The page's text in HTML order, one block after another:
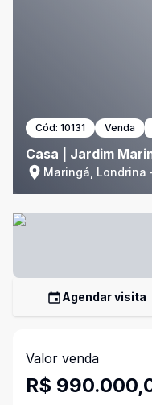
Cód: 10131 Venda
Casa | Jardim
Maringá, Londrina
Agendar visita
Valor venda
R$